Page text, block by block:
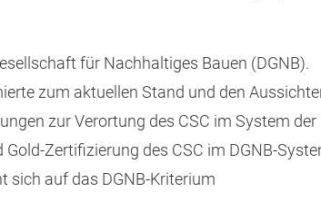
für Nachhaltiges Bauen (DGNB).
zum aktuellen Stand und den
zur Verortung des CSC im System der
Zertifizierung des CSC im DGNB-
sich auf das DGNB-Kriterium